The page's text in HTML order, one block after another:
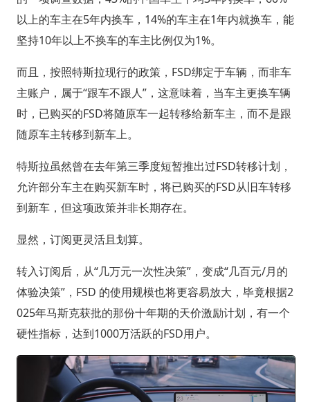
以上的车主在5年内换车，14%的车主在1年内就换车，能
坚持10年以上不换车的车主比例仅为1%。
而且，按照特斯拉现行的政策，FSD绑定于车辆，而非车
主账户，属于“跟车不跟人”，这意味着，当车主更换车辆
时，已购买的FSD将随原车一起转移给新车主，而不是跟
随原车主转移到新车上。
特斯拉虽然曾在去年第三季度短暂推出过FSD转移计划，
允许部分车主在购买新车时，将已购买的FSD从旧车转移
到新车，但这项政策并非长期存在。
显然，订阅更灵活且划算。
转入订阅后，从“几万元一次性决策”，变成“几百元/月的
体验决策”，FSD 的使用规模也将更容易放大，毕竟根据2
025年马斯克获批的那份十年期的天价激励计划，有一个
硬性指标，达到1000万活跃的FSD用户。